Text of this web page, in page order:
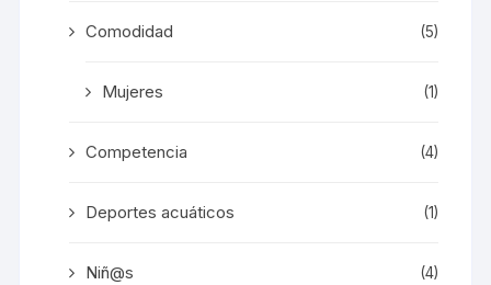
Comodidad (5)
Mujeres (1)
Competencia (4)
Deportes acuáticos (1)
Niñ@s (4)